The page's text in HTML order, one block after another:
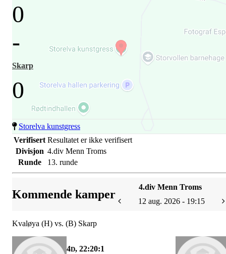
0
-
Skarp
0
Storelva kunstgress
Verifisert Resultatet er ikke verifisert
Divisjon 4.div Menn Troms
Runde
13. runde
Kommende kamper
4.div Menn Troms
12 aug. 2026 - 19:15
Kvaløya (H) vs. (B) Skarp
4D, 22:20:1